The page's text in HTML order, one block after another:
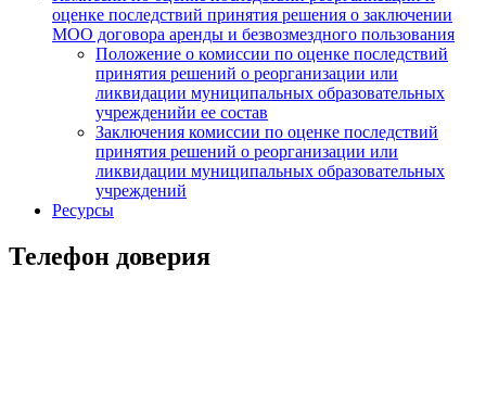
оценке последствий принятия решения о заключении
МОО договора аренды и безвозмездного пользования
Положение о комиссии по оценке последствий
принятия решений о реорганизации или
ликвидации муниципальных образовательных
учрежденийи ее состав
Заключения комиссии по оценке последствий
принятия решений о реорганизации или
ликвидации муниципальных образовательных
учреждений
Ресурсы
Телефон доверия